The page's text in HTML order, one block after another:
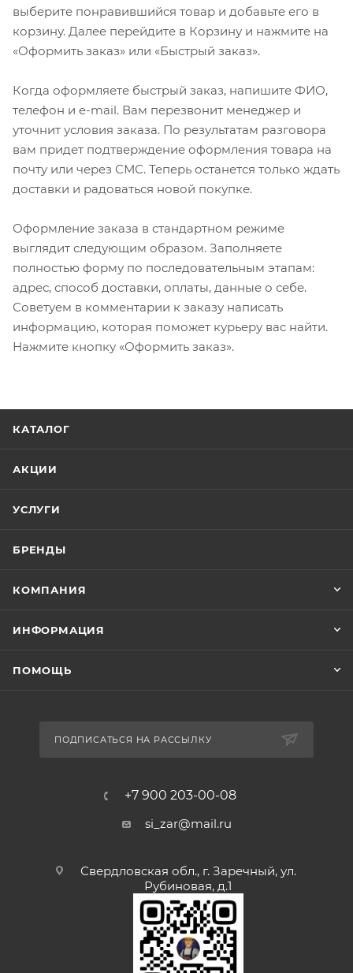
выберите понравившийся товар и добавьте его в
корзину. Далее перейдите в Корзину и нажмите на
«Оформить заказ» или «Быстрый заказ».
Когда оформляете быстрый заказ, напишите ФИО,
телефон и e-mail. Вам перезвонит менеджер и
уточнит условия заказа. По результатам разговора
вам придет подтверждение оформления товара на
почту или через СМС. Теперь останется только ждать
доставки и радоваться новой покупке.
Оформление заказа в стандартном режиме
выглядит следующим образом. Заполняете
полностью форму по последовательным этапам:
адрес, способ доставки, оплаты, данные о себе.
Советуем в комментарии к заказу написать
информацию, которая поможет курьеру вас найти.
Нажмите кнопку «Оформить заказ».
КАТАЛОГ
АКЦИИ
УСЛУГИ
БРЕНДЫ
КОМПАНИЯ
ИНФОРМАЦИЯ
ПОМОЩЬ
ПОДПИСАТЬСЯ НА РАССЫЛКУ
+7 900 203-00-08
si_zar@mail.ru
Свердловская обл., г. Заречный, ул.
Рубиновая, д.1